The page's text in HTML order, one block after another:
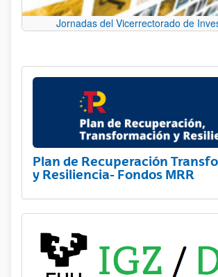
Jornadas del Vicerrectorado de
Plan de Recuperación
y Resiliencia- Fondos MRR